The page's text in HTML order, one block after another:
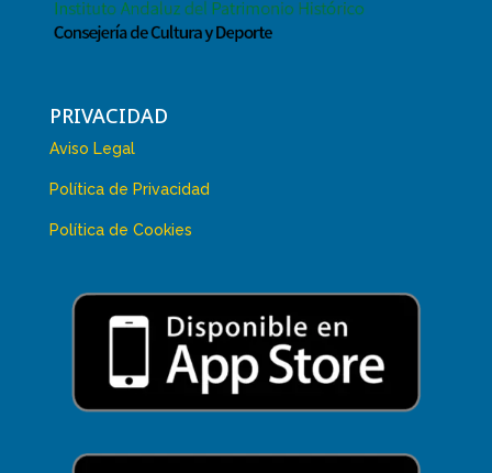
PRIVACIDAD
Aviso Legal
Política de Privacidad
Política de Cookies